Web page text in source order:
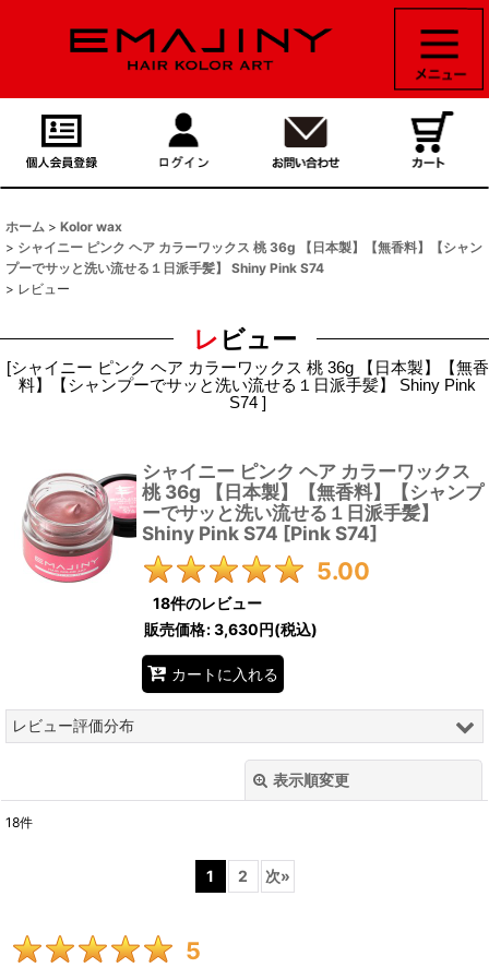
ホーム > Kolor wax
> シャイニー ピンク ヘア カラーワックス 桃 36g 【日本製】【無香料】【シャン
プーでサッと洗い流せる１日派手髪】 Shiny Pink S74
> レビュー
レビュー
[シャイニー ピンク ヘア カラーワックス 桃 36g 【日本製】【無香
料】【シャンプーでサッと洗い流せる１日派手髪】 Shiny Pink
S74 ]
シャイニー ピンク ヘア カラーワックス
桃 36g 【日本製】【無香料】【シャンプ
ーでサッと洗い流せる１日派手髪】
Shiny Pink S74 [Pink S74]
5.00
18件のレビュー
販売価格:3,630円(税込)
カートに入れる
レビュー評価分布
18件
0件
表示順変更
画像:
18件
1 2 次»
5